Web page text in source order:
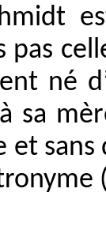
pas
né
sa
et